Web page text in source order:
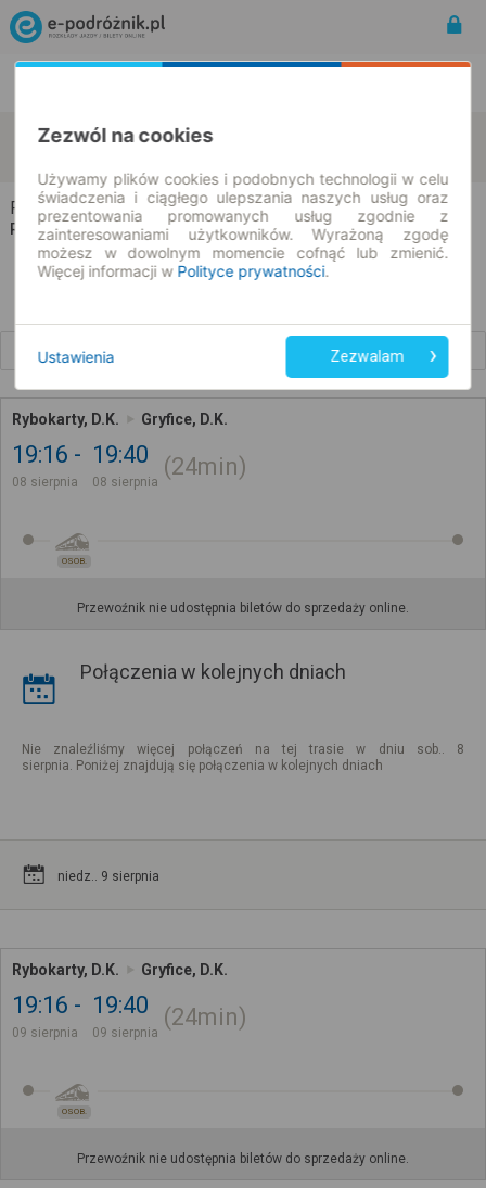
Rybokarty
Gryfice
Rybokarty → Gryfice
Rozkład jazdy i bilety
Rybokarty, D.K. Gryfice, D.K.
19:16
08 sierpnia
19:40
08 sierpnia
24min
OSOB.
Przewoźnik nie udostępnia biletów do sprzedaży online.
Połączenia w kolejnych dniach
Nie znaleźliśmy więcej połączeń na tej trasie w dniu sob.. 8
sierpnia. Poniżej znajdują się połączenia w kolejnych dniach
niedz.. 9 sierpnia
Rybokarty, D.K. Gryfice, D.K.
19:16
09 sierpnia
19:40
09 sierpnia
24min
OSOB.
Przewoźnik nie udostępnia biletów do sprzedaży online.
Zezwól na cookies
Używamy plików cookies i podobnych technologii w celu
świadczenia i ciągłego ulepszania naszych usług oraz
prezentowania promowanych usług zgodnie z
zainteresowaniami użytkowników. Wyrażoną zgodę
możesz w dowolnym momencie cofnąć lub zmienić.
Więcej informacji w Polityce prywatności.
Ustawienia Zezwalam